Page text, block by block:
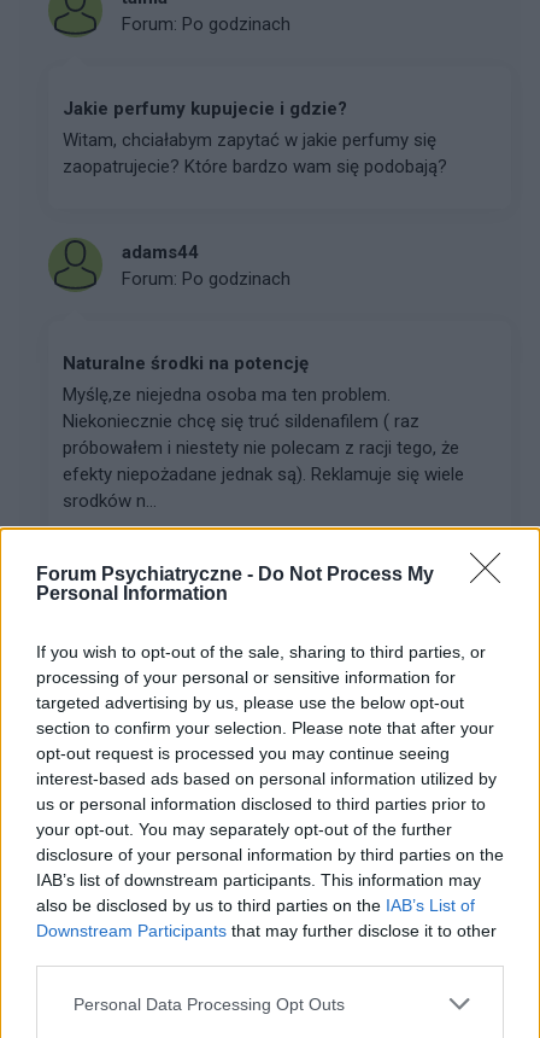
Forum Psychiatryczne - Do Not Process My
Personal Information
If you wish to opt-out of the sale, sharing to third parties, or
processing of your personal or sensitive information for
targeted advertising by us, please use the below opt-out
section to confirm your selection. Please note that after your
opt-out request is processed you may continue seeing
interest-based ads based on personal information utilized by
us or personal information disclosed to third parties prior to
your opt-out. You may separately opt-out of the further
disclosure of your personal information by third parties on the
IAB’s list of downstream participants. This information may
also be disclosed by us to third parties on the IAB’s List of
Downstream Participants that may further disclose it to other
Personal Data Processing Opt Outs
Forum: Po godzinach
Jakie perfumy kupujecie i gdzie?
Witam, chciałabym zapytać w jakie perfumy się
zaopatrujecie? Które bardzo wam się podobają?
adams44
Forum: Po godzinach
Naturalne środki na potencję
Myślę,ze niejedna osoba ma ten problem.
Niekoniecznie chcę się truć sildenafilem ( raz
próbowałem i niestety nie polecam z racji tego, że
efekty niepożadane jednak są). Reklamuje się wiele
srodków n...
ewelina123@
OCD PDA U DZIECKA
Syn za kilka miesięcy skończy 9 lat. Ma ogromne
problemy, sytuacja z miesiąca na miesiąc się
pogarsza. Psychiatra dał skierowanie na oddział, bo
nie wie, co zrobić, choć psycholog i pedagog
twierdzą,...
wielas
Nerwica, fobia i inne zaburzenia lękowe